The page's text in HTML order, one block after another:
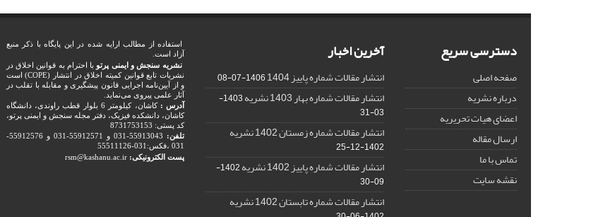
دسترسی سریع
صفحه اصلی
درباره نشریه
اعضای هیات تحریریه
ارسال مقاله
تماس با ما
نقشه سایت
آخرین اخبار
انتشار مقالات شماره پاییز 1404 1406-07-08
انتشار مقالات شماره بهار 1403 نشریه
1403-
03-31
انتشار مقالات شماره زمستان 1402 نشریه
1402-12-25
انتشار مقالات شماره پاییز 1402 نشریه
1402-
09-30
انتشار مقالات شماره تابستان 1402 نشریه
استفاده از مطالب ارایه شده در این پایگاه با ذکر منبع
آزاد است.
نشریه سنجش و ایمنی پرتو با احترام به قوانین اخلاق در
نشریات تابع قوانین کمیته اخلاق در انتشار (COPE) است
و از آیین‌نامه اجرایی قانون پیشگیری و مقابله با تقلب در
آثار علمی پیروی می‌نماید.
آدرس :
کاشان، کیلومتر 6 بلوار قطب راوندی، دانشگاه
کاشان، دانشکده فیزیک، دفتر مجله سنجش و ایمنی پرتو،
کد پستی: 8731753153
تلفن:
55913043-031 و 55912571-031 و 55912576-
031 ،فکس:031-55511126
پست الکترونیکی: rsm@kashanu.ac.ir